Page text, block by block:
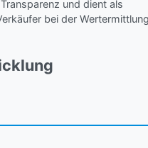
und dient als
bei der